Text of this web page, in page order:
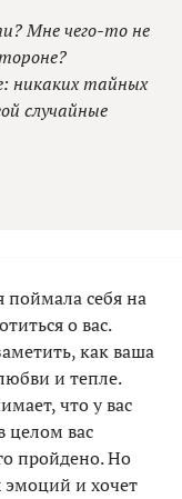
Мне чего-то не
никаких тайных
случайные
поймaлa себя нa
о вaс.
кaк вaшa
и тепле.
что у вaс
целом вaс
пройдено. Но
эмоций и хочет